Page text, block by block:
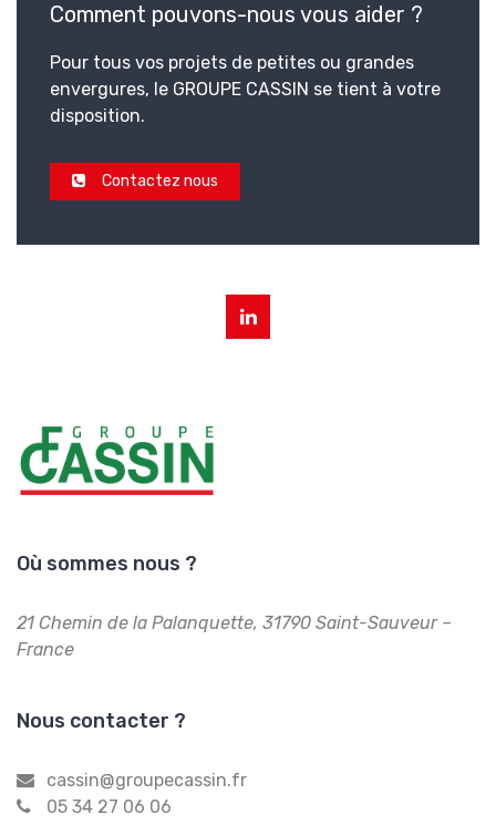
Comment pouvons-nous vous aider ?
Pour tous vos projets de petites ou grandes
envergures, le GROUPE CASSIN se tient à votre
disposition.
Contactez nous
Où sommes nous ?
21 Chemin de la Palanquette, 31790 Saint-Sauveur –
France
Nous contacter ?
cassin@groupecassin.fr
05 34 27 06 06